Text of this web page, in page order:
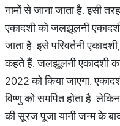
नामों से जाना जाता है. इसी
एकादशी को जलझूलनी
जाता है. इसे परिवर्तनी
कहते हैं. जलझूलनी एकादशी
2022 को किया जाएगा.
विष्णु को समर्पित होता है.
की सूरज पूजा यानी जन्म के